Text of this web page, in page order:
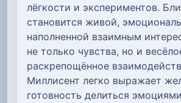
лёгкости и экспериментов.
становится живой,
наполненной взаимным
не только чувства, но и
раскрепощённое
Миллисент легко выражает
готовность делиться